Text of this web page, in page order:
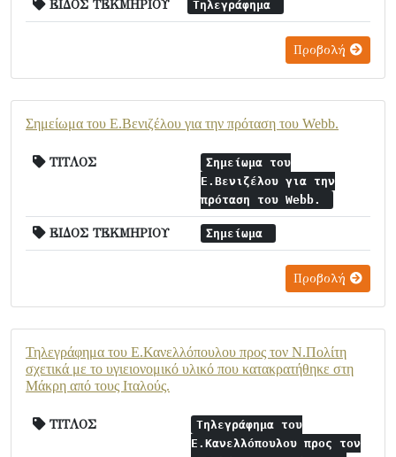
ΕΙΔΟΣ ΤΕΚΜΗΡΙΟΥ Τηλεγράφημα
Προβολή
Σημείωμα του Ε.Βενιζέλου για την πρόταση του Webb.
ΤΙΤΛΟΣ
Σημείωμα του
Ε.Βενιζέλου για την
πρόταση του Webb.
ΕΙΔΟΣ ΤΕΚΜΗΡΙΟΥ Σημείωμα
Προβολή
Τηλεγράφημα του Ε.Κανελλόπουλου προς τον Ν.Πολίτη
σχετικά με το υγιειονομικό υλικό που κατακρατήθηκε στη
Μάκρη από τους Ιταλούς.
ΤΙΤΛΟΣ
Τηλεγράφημα του
Ε.Κανελλόπουλου προς τον